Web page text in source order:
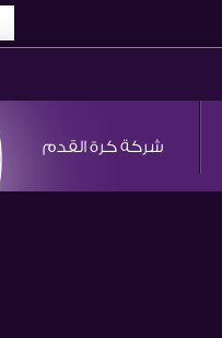
شركة كرة القدم